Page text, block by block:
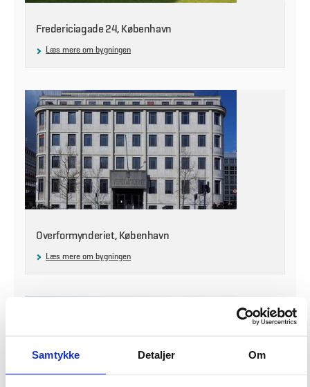
Samtykke Detaljer Om
Fredericiagade 24, København
Læs mere om bygningen
Overformynderiet, København
Læs mere om bygningen